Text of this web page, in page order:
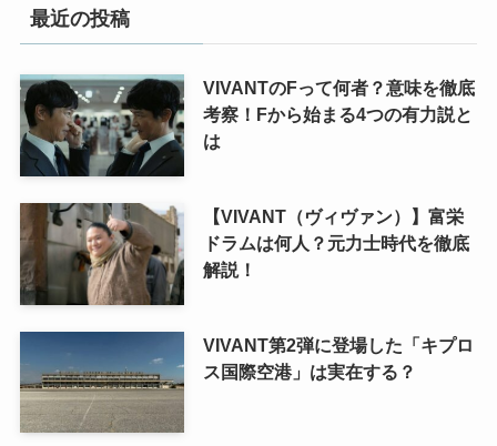
最近の投稿
VIVANTのFって何者？意味を徹底
考察！Fから始まる4つの有力説と
は
【VIVANT（ヴィヴァン）】富栄
ドラムは何人？元力士時代を徹底
解説！
VIVANT第2弾に登場した「キプロ
ス国際空港」は実在する？